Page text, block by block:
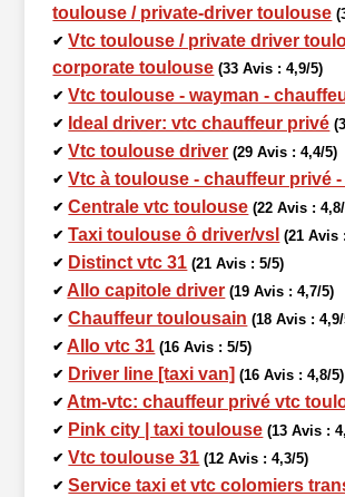
toulouse / private-driver toulouse
✔ Vtc toulouse / private driver
corporate toulouse (33 Avis : 4,9/5)
✔ Vtc toulouse - wayman -
✔ Ideal driver: vtc chauffeur privé
✔ Vtc toulouse driver (29 Avis : 4,4/5)
✔ Vtc à toulouse - chauffeur privé
✔ Centrale vtc toulouse (22 Avis :
✔ Taxi toulouse ô driver/vsl (21 Avis
✔ Distinct vtc 31 (21 Avis : 5/5)
✔ Allo capitole driver (19 Avis : 4,7/5)
✔ Chauffeur toulousain (18 Avis :
✔ Allo vtc 31 (16 Avis : 5/5)
✔ Driver line [taxi van] (16 Avis : 4,8/5)
✔ Atm-vtc: chauffeur privé vtc
✔ Pink city | taxi toulouse (13 Avis :
✔ Vtc toulouse 31 (12 Avis : 4,3/5)
✔ Service taxi et vtc colomiers